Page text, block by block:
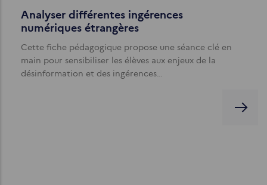
Analyser différentes ingérences
numériques étrangères
Cette fiche pédagogique propose une séance clé en
main pour sensibiliser les élèves aux enjeux de la
désinformation et des ingérences…